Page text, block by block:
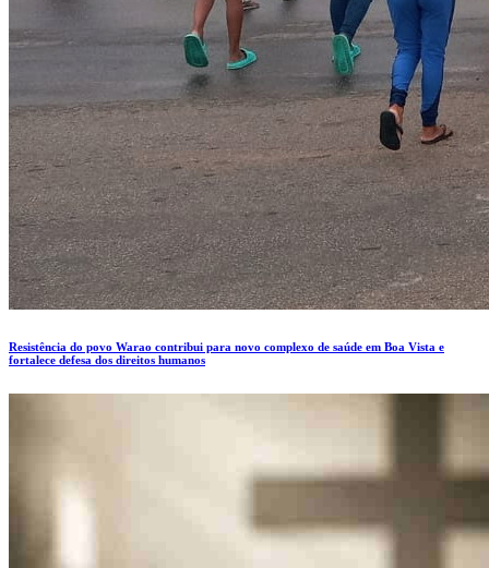
Resistência do povo Warao contribui para novo complexo de saúde em Boa Vista e
fortalece defesa dos direitos humanos